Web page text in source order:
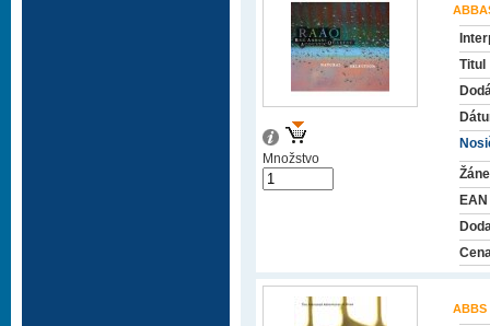
Titul
EAN
Množstvo
ABBS